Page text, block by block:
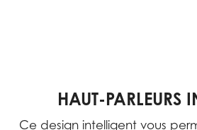
HAUT-PARLEURS
Ce design intelligent vous